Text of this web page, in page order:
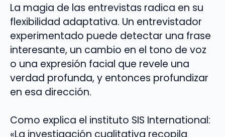
La magia de las entrevistas radica en su
flexibilidad adaptativa. Un entrevistador
experimentado puede detectar una frase
interesante, un cambio en el tono de voz
o una expresión facial que revele una
verdad profunda, y entonces profundizar
en esa dirección.
Como explica el instituto SIS International: